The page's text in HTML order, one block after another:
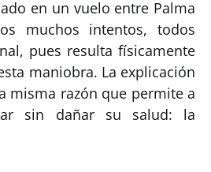
en un vuelo entre Palma
muchos intentos, todos
pues resulta físicamente
maniobra. La explicación
misma razón que permite a
sin dañar su salud: la